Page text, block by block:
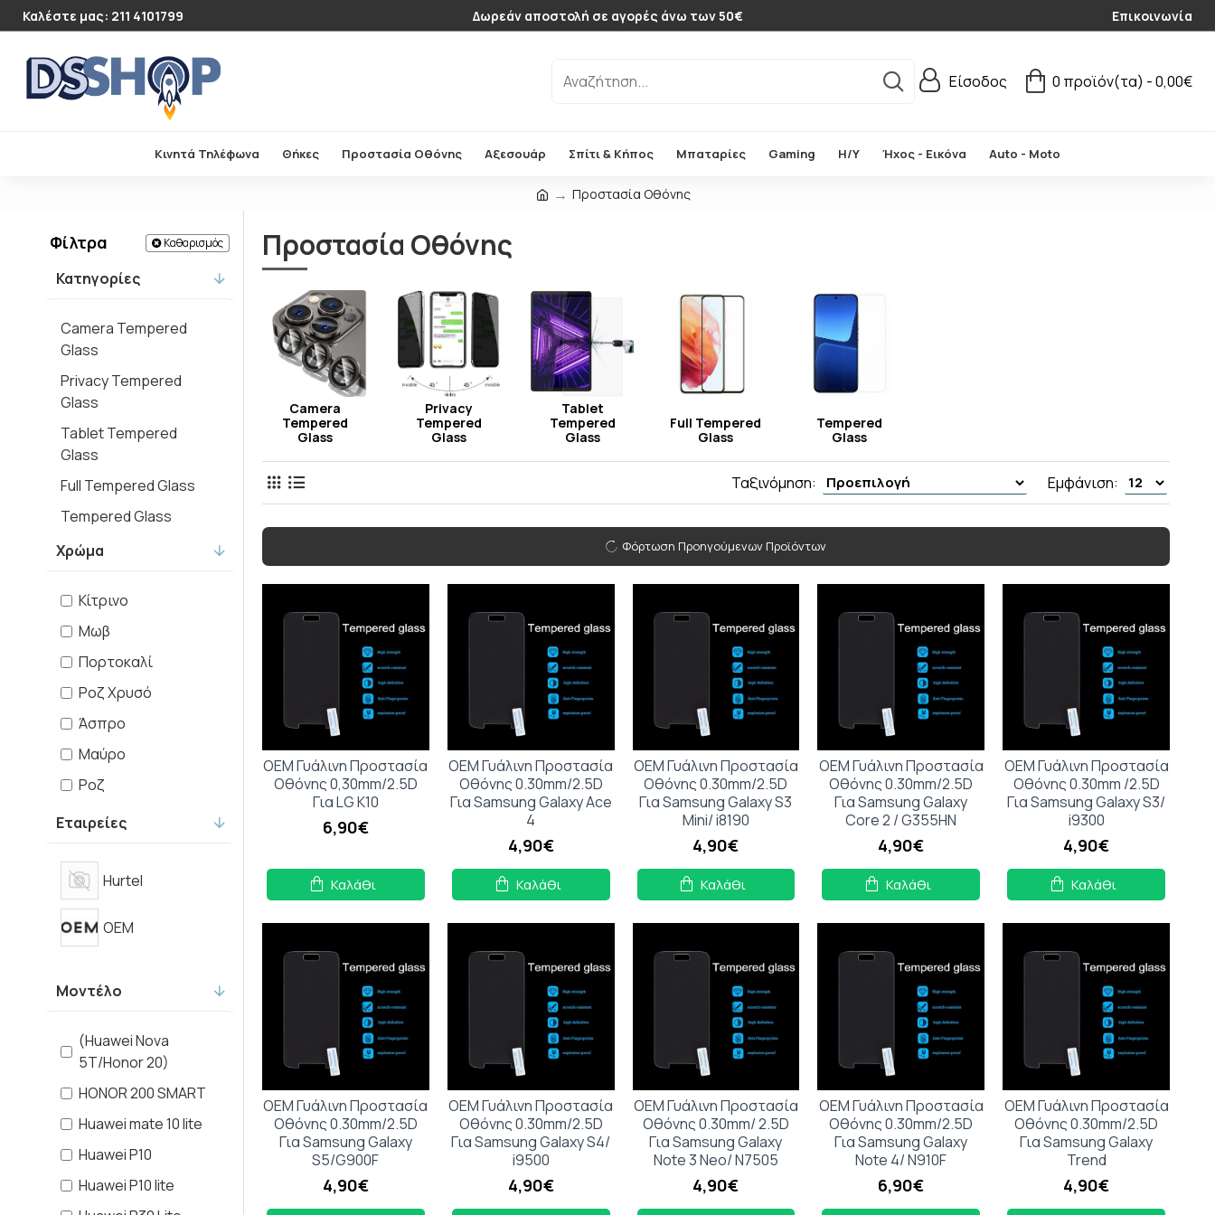
Καλέστε μας: 211 4101799 Δωρεάν αποστολή σε αγορές άνω των 50€ Επικοινωνία
Είσοδος 0 προϊόν(τα) - 0,00€
Κινητά Τηλέφωνα Θήκες Προστασία Οθόνης Αξεσουάρ Σπίτι & Κήπος Μπαταρίες Gaming Η/Υ Ήχος - Εικόνα Auto - Moto
Προστασία Οθόνης
Φίλτρα Καθαρισμός
Κατηγορίες
Camera Tempered
Glass
Privacy Tempered
Glass
Tablet Tempered
Glass
Full Tempered Glass
Tempered Glass
Εταιρείες
Hurtel
OEM
Μοντέλο
(Huawei Nova
5T/Honor 20)
HONOR 200 SMART
Huawei mate 10 lite
Huawei P10
Huawei P10 lite
Χρώμα
Κίτρινο
Μωβ
Πορτοκαλί
Ροζ Χρυσό
Άσπρο
Μαύρο
Ροζ
Μπλε
Πράσινο
Διάφανο
Κόκκινο
Ασημί
Προστασία Οθόνης
Camera
Tempered
Glass
Privacy
Tempered
Glass
Tablet
Tempered
Glass
Full Tempered
Glass
Tempered
Glass
Ταξινόμηση: Εμφάνιση:
Φόρτωση Προηγούμενων Προϊόντων
OEM Γυάλινη Προστασία
Οθόνης 0,30mm/2.5D
Για LG K10
6,90€
Καλάθι
OEM Γυάλινη Προστασία
Οθόνης 0.30mm/2.5D
Για Samsung Galaxy Ace
4
4,90€
Καλάθι
OEM Γυάλινη Προστασία
Οθόνης 0.30mm/2.5D
Για Samsung Galaxy S3
Mini/ i8190
4,90€
Καλάθι
OEM Γυάλινη Προστασία
Οθόνης 0.30mm/2.5D
Για Samsung Galaxy
Core 2 / G355HN
4,90€
Καλάθι
OEM Γυάλινη Προστασία
Οθόνης 0.30mm /2.5D
Για Samsung Galaxy S3/
i9300
4,90€
Καλάθι
OEM Γυάλινη Προστασία
Οθόνης 0.30mm/2.5D
Για Samsung Galaxy
S5/G900F
4,90€
OEM Γυάλινη Προστασία
Οθόνης 0.30mm/2.5D
Για Samsung Galaxy S4/
i9500
4,90€
OEM Γυάλινη Προστασία
Οθόνης 0.30mm/ 2.5D
Για Samsung Galaxy
Note 3 Neo/ N7505
4,90€
OEM Γυάλινη Προστασία
Οθόνης 0.30mm/2.5D
Για Samsung Galaxy
Note 4/ N910F
6,90€
OEM Γυάλινη Προστασία
Οθόνης 0.30mm/2.5D
Για Samsung Galaxy
Trend
4,90€